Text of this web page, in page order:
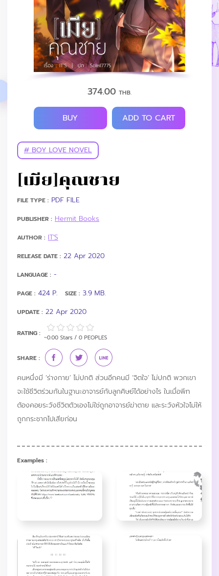
374.00 THB.
BUY ADD TO CART
# BOY LOVE NOVEL
[เมีย]คุณชาย
FILE TYPE : PDF FILE
PUBLISHER : Hermit Books
AUTHOR : IT'S
RELEASE DATE : 22 Apr 2020
LANGUAGE : -
PAGE : 424 P. SIZE : 3.9 MB.
UPDATE : 22 Apr 2020
RATING :
~0.00 Stars / 0 PEOPLES
SHARE :
คนหนึ่งมี ‘ร่างกาย’ ไม่ปกติ ส่วนอีกคนมี ‘จิตใจ’ ไม่ปกติ พวกเขา
จะใช้ชีวิตร่วมกันในฐานะอาจารย์กับลูกศิษย์ได้อย่างไร ในเมื่อพีท
ต้องคอยระวังชีวิตตัวเองไม่ใช่ถูกอาจารย์ฆ่าตาย และระวังหัวใจไม่ให้
ถูกกระชากไปเสียก่อน
Examples :